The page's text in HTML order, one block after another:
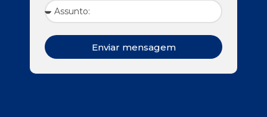
Enviar mensagem